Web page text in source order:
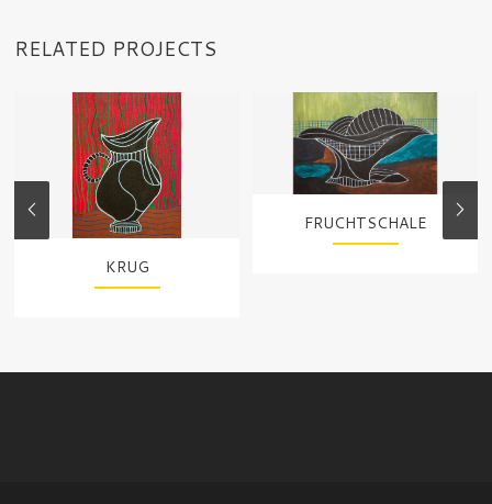
RELATED PROJECTS
KRUG
FRUCHTSCHALE